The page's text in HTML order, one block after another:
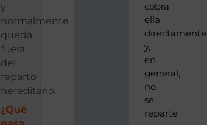
y
normalmente
queda
fuera
del
reparto
hereditario.
¿Qué
cobra
ella
directamente
y,
en
general,
no
se
reparte